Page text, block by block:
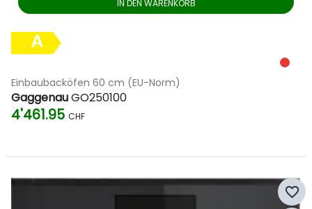
IN DEN WARENKORB
A
Einbaubacköfen 60 cm (EU-Norm)
GaggenauGO250100
4'461.95 CHF
favorite_border